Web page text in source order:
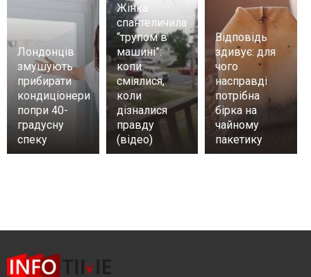
Лондонців
змушують
прибирати
кондиціонери
попри 40-
градусну
спеку
Жінка
спантеличила
“трупом в
машині”:
копи
сміялися,
коли
дізналися
правду
(відео)
Відповідь
здивує: для
чого
насправді
потрібна
бірка на
чайному
пакетику